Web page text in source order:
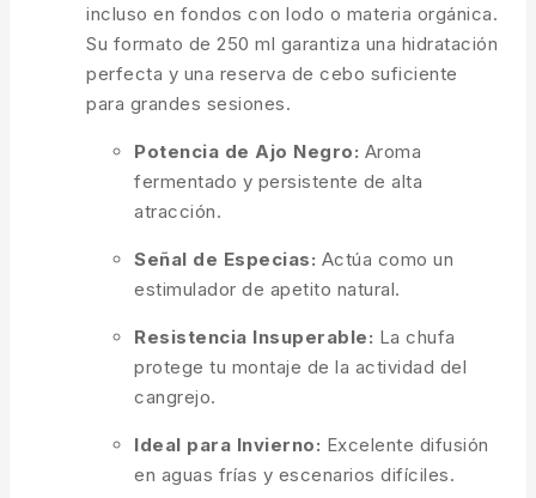
incluso en fondos con lodo o materia orgánica.
Su formato de 250 ml garantiza una hidratación
perfecta y una reserva de cebo suficiente
para grandes sesiones.
Potencia de Ajo Negro: Aroma
fermentado y persistente de alta
atracción.
Señal de Especias: Actúa como un
estimulador de apetito natural.
Resistencia Insuperable: La chufa
protege tu montaje de la actividad del
cangrejo.
Ideal para Invierno: Excelente difusión
en aguas frías y escenarios difíciles.